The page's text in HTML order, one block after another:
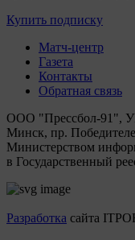
Купить подписку
Матч-центр
Газета
Контакты
Обратная связь
ООО "Прессбол-91",
Минск, пр.
Министерством
в Государственный
Разработка сайта